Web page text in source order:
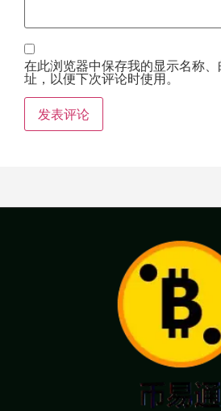
在此浏览器中保存我的显示名称
址，以便下次评论时使用。